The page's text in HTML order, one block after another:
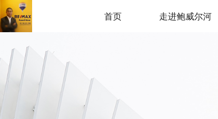
首页 走进鲍威尔河